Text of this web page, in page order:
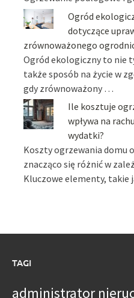
Ogród
dotyczące
zrównoważonego
Ogród ekologiczny to nie
także sposób na życie w
gdy zrównoważony …
Ile kosztuje
wpływa na
wydatki?
Koszty ogrzewania domu
znacząco się różnić w
Kluczowe elementy, takie
TAGI
administrator